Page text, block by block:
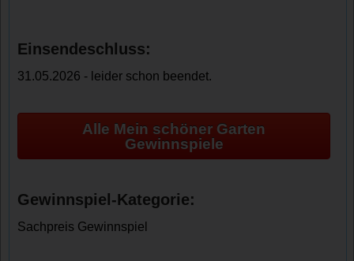
Einsendeschluss:
31.05.2026 - leider schon beendet.
Alle Mein schöner Garten
Gewinnspiele
Gewinnspiel-Kategorie:
Sachpreis Gewinnspiel